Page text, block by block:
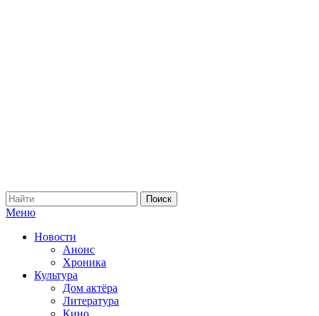
Меню
Новости
Анонс
Хроника
Культура
Дом актёра
Литература